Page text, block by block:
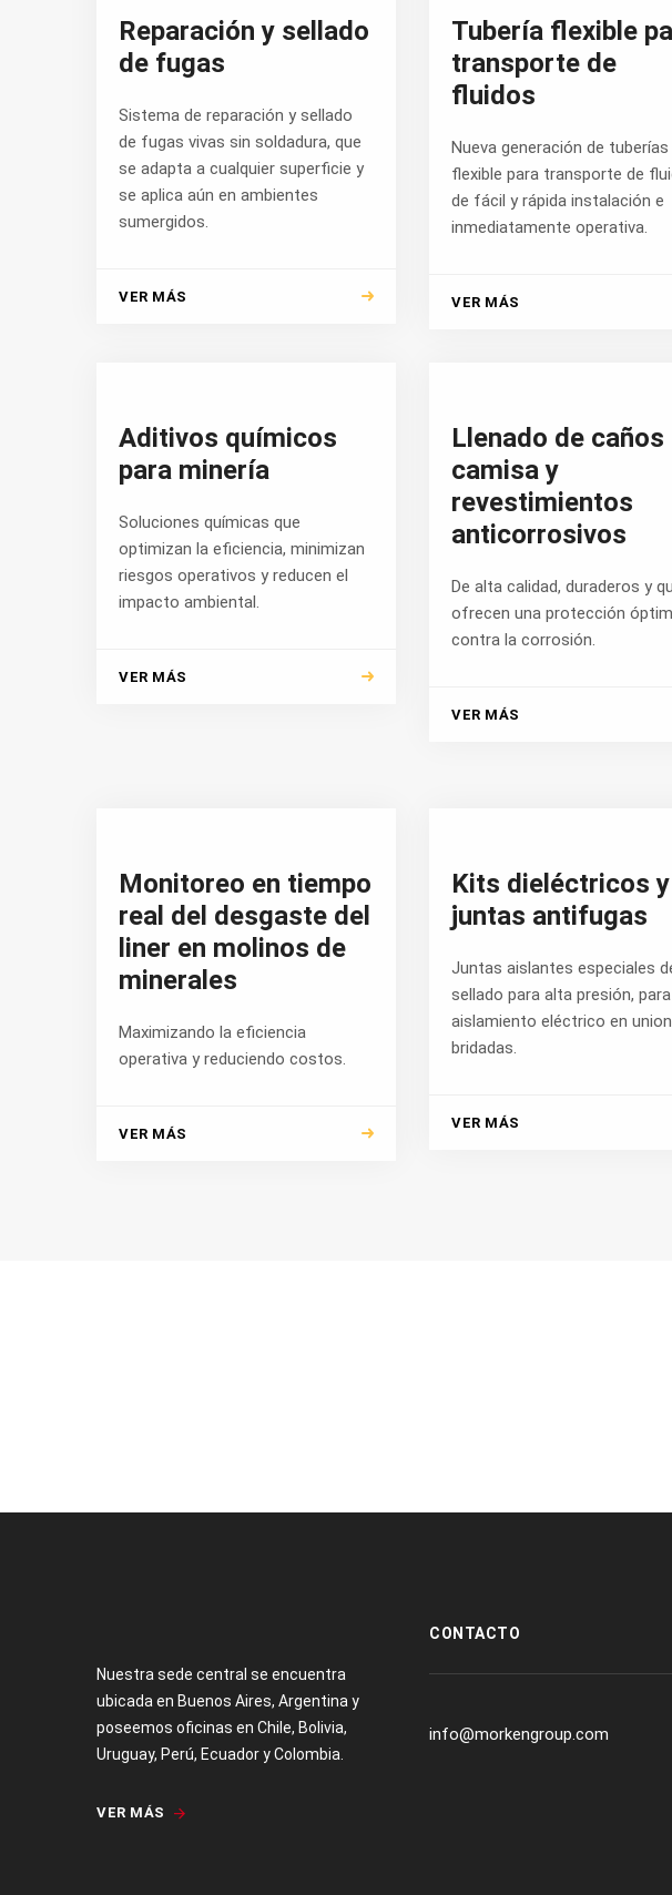
Reparación y sellado
de fugas
Sistema de reparación y sellado
de fugas vivas sin soldadura, que
se adapta a cualquier superficie y
se aplica aún en ambientes
sumergidos.
VER MÁS
Tubería flexible
transporte de
fluidos
Nueva generación de tuberías
flexible para transporte de
de fácil y rápida instalación e
inmediatamente operativa.
VER MÁS
Aditivos químicos
para minería
Soluciones químicas que
optimizan la eficiencia, minimizan
riesgos operativos y reducen el
impacto ambiental.
VER MÁS
Llenado de caños
camisa y
revestimientos
anticorrosivos
De alta calidad, duraderos y
ofrecen una protección
contra la corrosión.
VER MÁS
Monitoreo en tiempo
real del desgaste del
liner en molinos de
minerales
Maximizando la eficiencia
operativa y reduciendo costos.
VER MÁS
Kits dieléctricos y
juntas antifugas
Juntas aislantes especiales
sellado para alta presión, para
aislamiento eléctrico en
bridadas.
VER MÁS
Nuestra sede central se encuentra
ubicada en Buenos Aires, Argentina y
poseemos oficinas en Chile, Bolivia,
Uruguay, Perú, Ecuador y Colombia.
VER MÁS
CONTACTO
info@morkengroup.com